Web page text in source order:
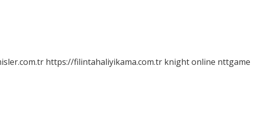
https://filintahaliyikama.com.tr knight online nttgame